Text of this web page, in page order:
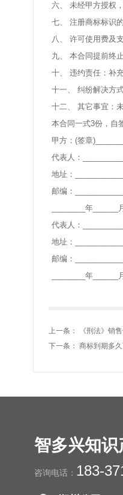
六、 未经甲方授权
七、 注册商标标识
八、 许可使用费及
九、 本合同提前终
十、 违约责任：补充
十一、 纠纷解决方
十二、 其它事宜：
本合同一式3份，自
甲方：(签章
代表人：
地址：
邮编：
________年______
代表人：
地址：
邮编：
________年______
上一条：
《刑法》销
下一条： 商标到期多
智多兴知识
咨询电话： 183-